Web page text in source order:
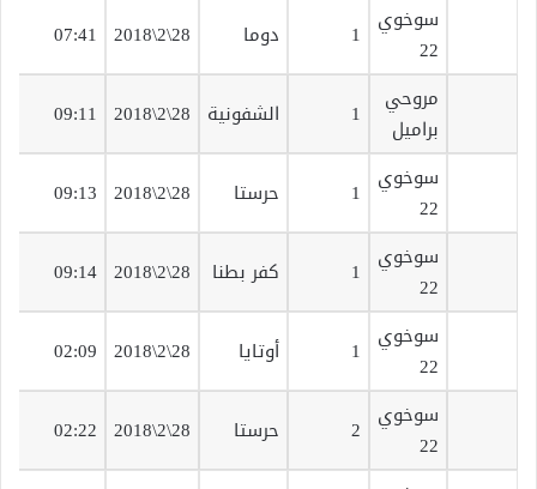
سوخوي
22
1 دوما 28\2\2018
07:41
مروحي
براميل
1 الشفونية 28\2\2018
09:11
سوخوي
22
1 حرستا 28\2\2018
09:13
سوخوي
22
1 كفر بطنا 28\2\2018
09:14
سوخوي
22
1 أوتايا 28\2\2018
02:09
سوخوي
22
2 حرستا 28\2\2018
02:22